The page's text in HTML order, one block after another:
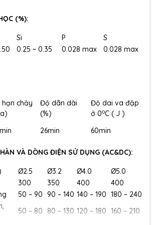
(%):
Si P
S
0.25 ~ 0.35 0.028 max 0.028 max
hạn chảy
Độ dãn dài
(%)
Độ dai va đập
ở 0oC ( J )
26min 60min
VÀ DÒNG ĐIỆN SỬ DỤNG (AC&DC):
Ø2.5 Ø3.2 Ø4.0
Ø5.0
300 350 400
400
50 – 90 90 – 140 140 – 190 180 – 240
50 – 80 80 – 130 120 – 180 160 – 210